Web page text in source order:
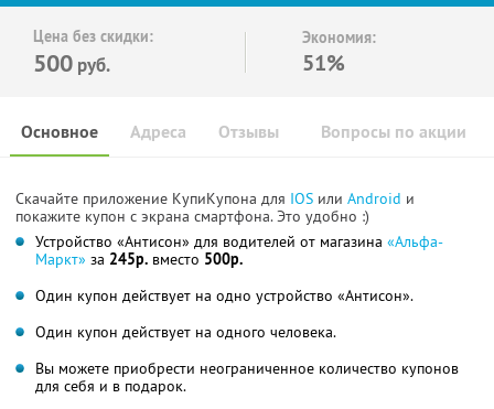
Цена без скидки:
500 руб.
Экономия:
51%
Основное Отзывы Вопросы по акции
Адреса
Скачайте приложение КупиКупона для IOS или Android и
покажите купон с экрана смартфона. Это удобно :)
Устройство «Антисон» для водителей от магазина «Альфа-
Маркт» за 245р. вместо 500р.
Один купон действует на одно устройство «Антисон».
Один купон действует на одного человека.
Вы можете приобрести неограниченное количество купонов
для себя и в подарок.